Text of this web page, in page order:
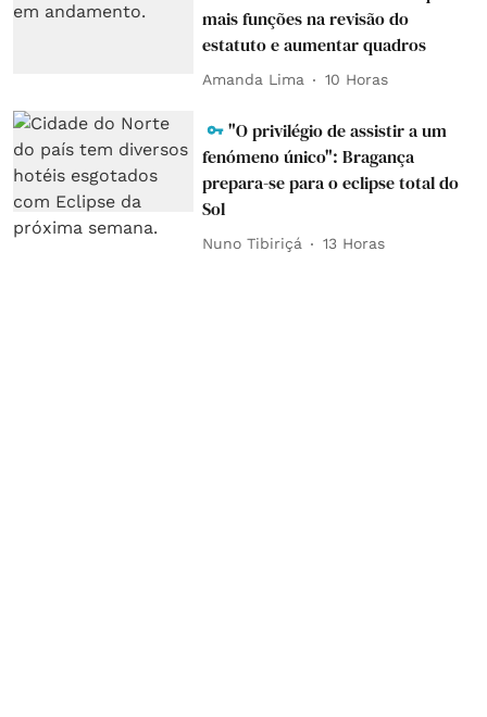
mais funções na revisão do
estatuto e aumentar quadros
Amanda Lima 10 Horas
"O privilégio de assistir a um
fenómeno único": Bragança
prepara-se para o eclipse total do
Sol
Nuno Tibiriçá 13 Horas